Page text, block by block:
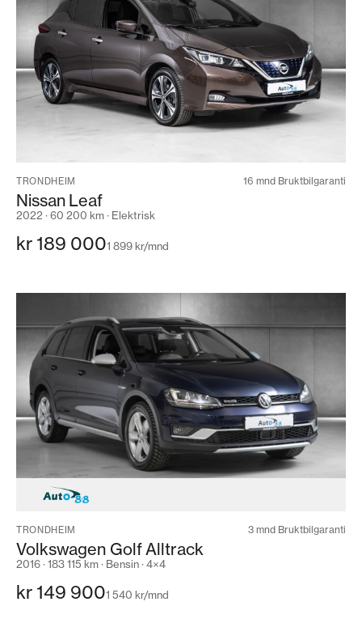
TRONDHEIM 16 mnd Bruktbilgaranti
Nissan Leaf
2022 · 60 200 km · Elektrisk
kr 189 0001 899 kr/mnd
TRONDHEIM 3 mnd Bruktbilgaranti
Volkswagen Golf Alltrack
2016 · 183 115 km · Bensin · 4×4
kr 149 9001 540 kr/mnd